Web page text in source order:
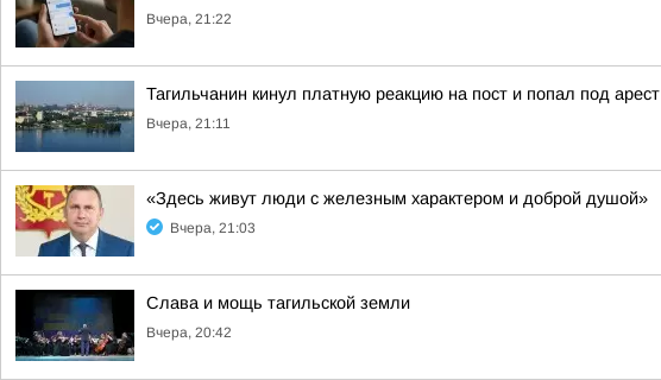
Вчера, 21:22
Тагильчанин кинул платную реакцию на пост и попал под арест
Вчера, 21:11
«Здесь живут люди с железным характером и доброй душой»
Вчера, 21:03
Слава и мощь тагильской земли
Вчера, 20:42